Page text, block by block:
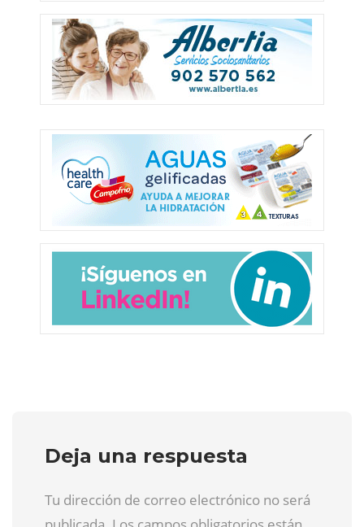
Deja una respuesta
Tu dirección de correo electrónico no será